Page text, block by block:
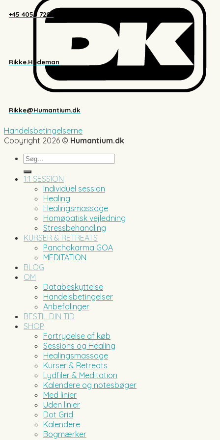
+45 4058 7207
Rikke.Hedeman
Rikke@Humantium.dk
Handelsbetingelserne
Copyright 2026 © Humantium.dk
Søg
efter:
1:1 SESSION
Individuel session
Healing
Healingsmassage
Homøpatisk vejledning
Stressbehandling
KURSER & RETREATS
Panchakarma GOA
MEDITATION
BLOG
OM
Databeskyttelse
Handelsbetingelser
Anbefalinger
BESTIL DIN TID
SHOP
Fortrydelse af køb
Sessions og Healing
Healingsmassage
Kurser & Retreats
Lydfiler & Meditation
Kalendere og notesbøger
Med linier
Uden linier
Dot Grid
Kalendere
Bogmærker